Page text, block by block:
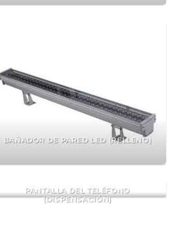
BAÑADOR DE PARED LED (RELLENO)
PANTALLA DEL TELÉFONO
(DISPENSACIÓN)